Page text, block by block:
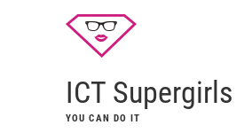
ICT Supergirls
YOU CAN DO IT